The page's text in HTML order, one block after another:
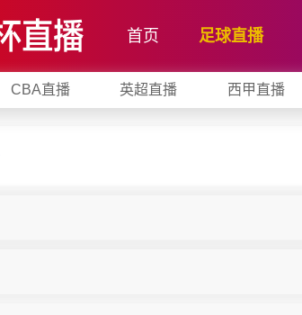
首页 足球直播
CBA直播 英超直播 西甲直播